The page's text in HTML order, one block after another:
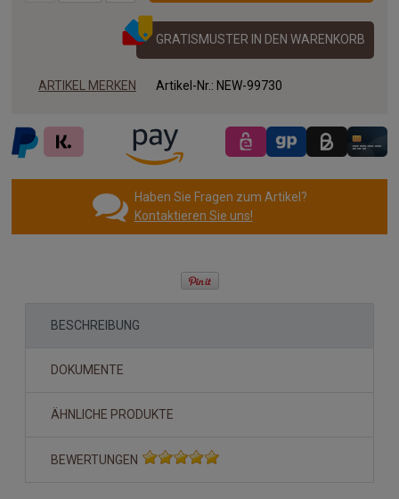
GRATISMUSTER IN DEN WARENKORB
ARTIKEL MERKEN Artikel-Nr.: NEW-99730
Haben Sie Fragen zum Artikel?
Kontaktieren Sie uns!
BESCHREIBUNG
DOKUMENTE
ÄHNLICHE PRODUKTE
BEWERTUNGEN